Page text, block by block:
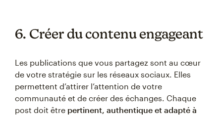
6. Créer du contenu engageant
Les publications que vous partagez sont au cœur
de votre stratégie sur les réseaux sociaux. Elles
permettent d’attirer l’attention de votre
communauté et de créer des échanges. Chaque
post doit être pertinent, authentique et adapté à